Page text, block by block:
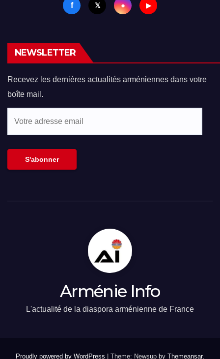
f 𝕏 ● ▶
NEWSLETTER
Recevez les dernières actualités arméniennes dans votre
boîte mail.
S'abonner
Arménie Info
L'actualité de la diaspora arménienne de France
Proudly powered by WordPress Theme: Newsup by Themeansar.